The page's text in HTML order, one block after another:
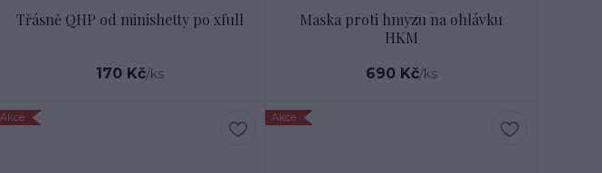
Třásně QHP od minishetty po xfull
170 Kč/ks
Maska proti hmyzu na ohlávku
HKM
690 Kč/ks
Akce Akce